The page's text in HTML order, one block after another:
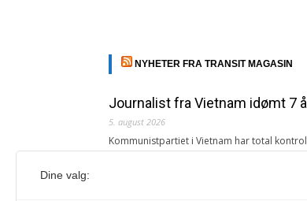
NYHETER FRA TRANSIT MAGASIN
Journalist fra Vietnam idømt 7
5. august 2026
Kommunistpartiet i Vietnam har total
Årsabonnement, Månedsabonnement
Dine valg: